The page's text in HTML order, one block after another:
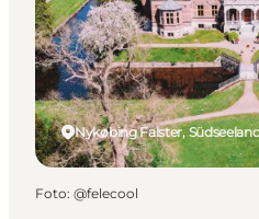
Gastronomie
Urlaubsplaner
Nykøbing Falster,
Foto: @felecool